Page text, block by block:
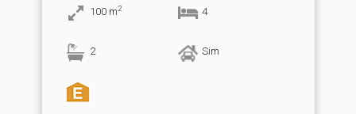
100 m2 4
2 Sim